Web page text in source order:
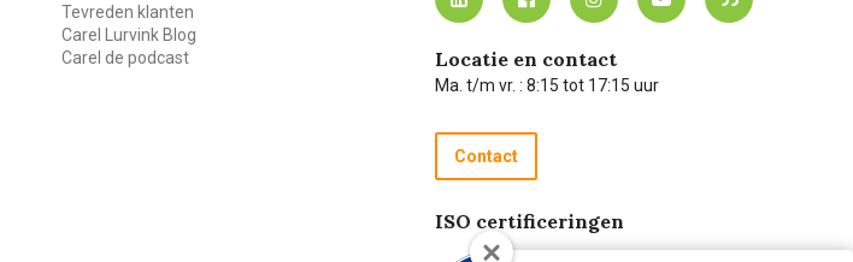
Tevreden klanten
Carel Lurvink Blog
Carel de podcast
Locatie en contact
Ma. t/m vr. : 8:15 tot 17:15 uur
Contact
ISO certificeringen